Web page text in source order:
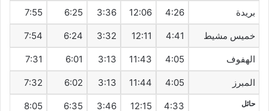
بريدة 4:26
12:06
3:36
6:25
7:55
خميس مشيط 4:41
12:11
3:32
6:24
7:54
الهفوف‎ 4:05
11:43
3:13
6:01
7:31
المبرز 4:05
11:44
3:13
6:02
7:32
حائل 4:33
12:15
3:46
6:35
8:05